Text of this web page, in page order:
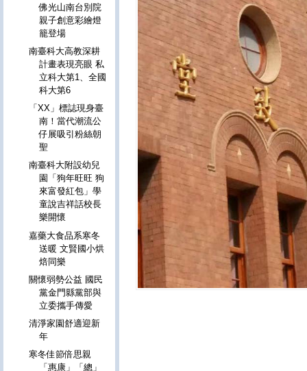
佛光山南台別院
親子創意彩繪燈
籠登場
南臺科大高教深耕
計畫表現亮眼 私
立科大第1、全國
科大第6
「XX」標誌現身臺
南！當代潮流公
仔展吸引粉絲朝
聖
南臺科大附設幼兒
園「狗年旺旺 狗
來富發紅包」學
童說吉祥話校長
樂開懷
嘉藥大食品系寒冬
送暖 文賢國小烘
焙同樂
關懷弱勢公益 國民
黨金門縣黨部與
立委攜手傳愛
清淨家園舒適迎新
年
寒冬佳節倍思親
「惠康」「總」